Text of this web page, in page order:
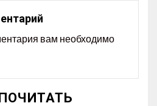
вам необходимо